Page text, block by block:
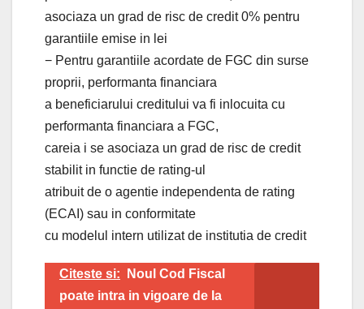
asociaza un grad de risc de credit 0% pentru
garantiile emise in lei
− Pentru garantiile acordate de FGC din surse
proprii, performanta financiara
a beneficiarului creditului va fi inlocuita cu
performanta financiara a FGC,
careia i se asociaza un grad de risc de credit
stabilit in functie de rating-ul
atribuit de o agentie independenta de rating
(ECAI) sau in conformitate
cu modelul intern utilizat de institutia de credit
Citeste si:
Noul Cod Fiscal
poate intra in vigoare de la